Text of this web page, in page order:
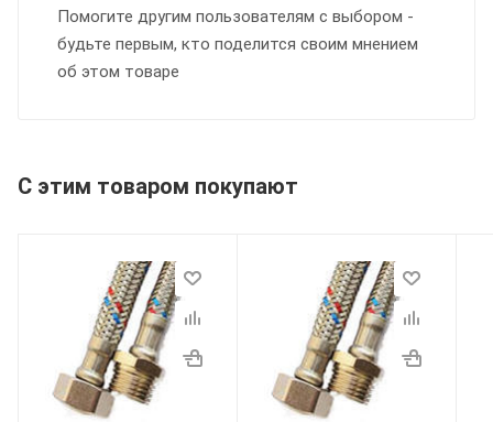
Помогите другим пользователям с выбором -
будьте первым, кто поделится своим мнением
об этом товаре
С этим товаром покупают